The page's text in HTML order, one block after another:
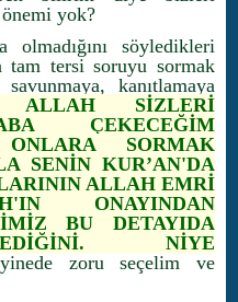
yok?
olmadığını söyledikleri
tersi soruyu sormak
kanıtlamaya
ALLAH SİZLERİ
ÇEKECEĞİM
SORMAK
SENİN KUR’AN'DA
ALLAH EMRİ
ONAYINDAN
BU DETAYIDA
NİYE
zoru seçelim ve